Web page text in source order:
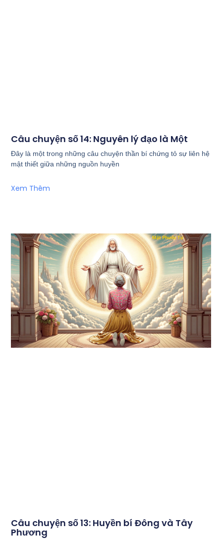
Câu chuyện số 14: Nguyên lý đạo là Một
Đây là một trong những câu chuyện thần bí chứng tỏ sự liên hệ
mật thiết giữa những nguồn huyền
Xem Thêm
Câu chuyện số 13: Huyền bí Đông và Tây
Phương